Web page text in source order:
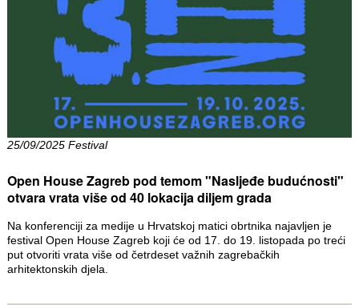
25/09/2025 Festival
Open House Zagreb pod temom "Nasljeđe budućnosti"
otvara vrata više od 40 lokacija diljem grada
Na konferenciji za medije u Hrvatskoj matici obrtnika najavljen je
festival Open House Zagreb koji će od 17. do 19. listopada po treći
put otvoriti vrata više od četrdeset važnih zagrebačkih
arhitektonskih djela.